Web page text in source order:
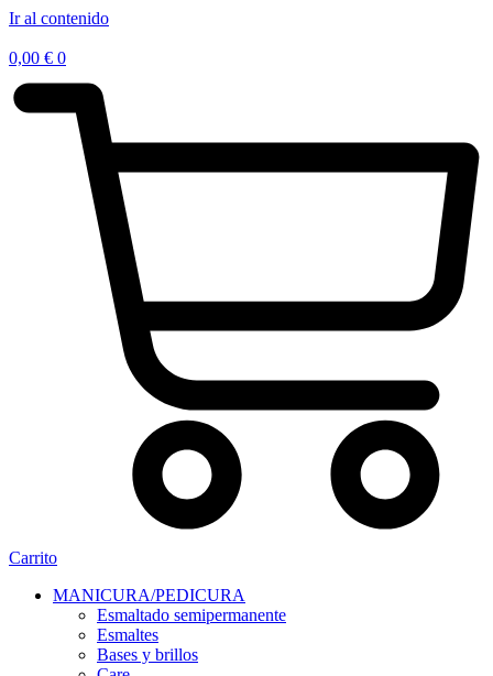
Ir al contenido
0,00 € 0
Carrito
MANICURA/PEDICURA
Esmaltado semipermanente
Esmaltes
Bases y brillos